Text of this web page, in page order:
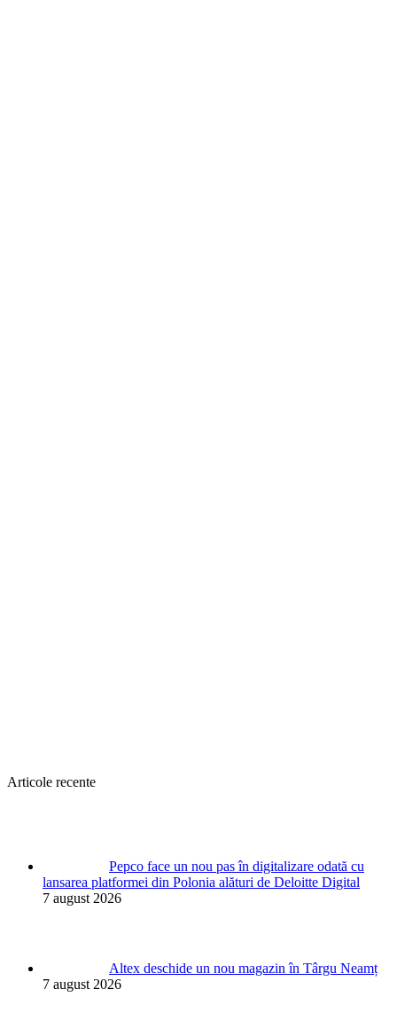
Articole recente
Pepco face un nou pas în digitalizare odată cu
lansarea platformei din Polonia alături de Deloitte Digital
7 august 2026
Altex deschide un nou magazin în Târgu Neamț
7 august 2026